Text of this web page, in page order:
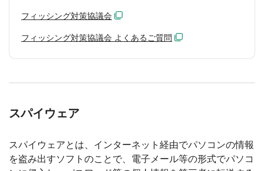
フィッシング対策協議会
フィッシング対策協議会 よくあるご質問
スパイウェア
スパイウェアとは、インターネット経由でパソコンの情報
を盗み出すソフトのことで、電子メール等の形式でパソコ